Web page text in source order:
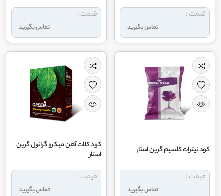
تماس بگیرید
قیمت :
تماس بگیرید
قیمت :
کود نیترات کلسیم گرین استار
تماس بگیرید
قیمت :
کود کلات آهن میکرو گرانول گرین
استار
تماس بگیرید
قیمت :